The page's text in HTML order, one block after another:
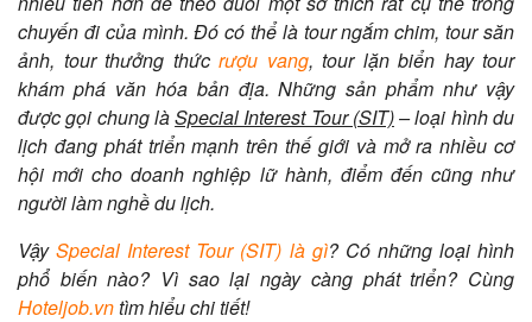
chuyến đi của mình. Đó có thể là tour ngắm chim, tour săn
ảnh, tour thưởng thức rượu vang, tour lặn biển hay tour
khám phá văn hóa bản địa. Những sản phẩm như vậy
được gọi chung làSpecial Interest Tour (SIT)– loại hình du
lịch đang phát triển mạnh trên thế giới và mở ra nhiều cơ
hội mới cho doanh nghiệp lữ hành, điểm đến cũng như
người làm nghề du lịch.
VậySpecial Interest Tour (SIT) là gì? Có những loại hình
phổ biến nào? Vì sao lại ngày càng phát triển? Cùng
Hoteljob.vntìm hiểu chi tiết!